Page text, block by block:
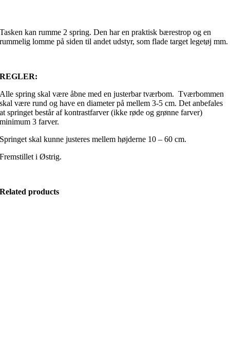
Tasken kan rumme 2 spring. Den har en praktisk bærestrop og en
rummelig lomme på siden til andet udstyr, som flade target legetøj mm.
REGLER:
Alle spring skal være åbne med en justerbar tværbom. Tværbommen
skal være rund og have en diameter på mellem 3-5 cm. Det anbefales
at springet består af kontrastfarver (ikke røde og grønne farver)
minimum 3 farver.
Springet skal kunne justeres mellem højderne 10 – 60 cm.
Fremstillet i Østrig.
Related products